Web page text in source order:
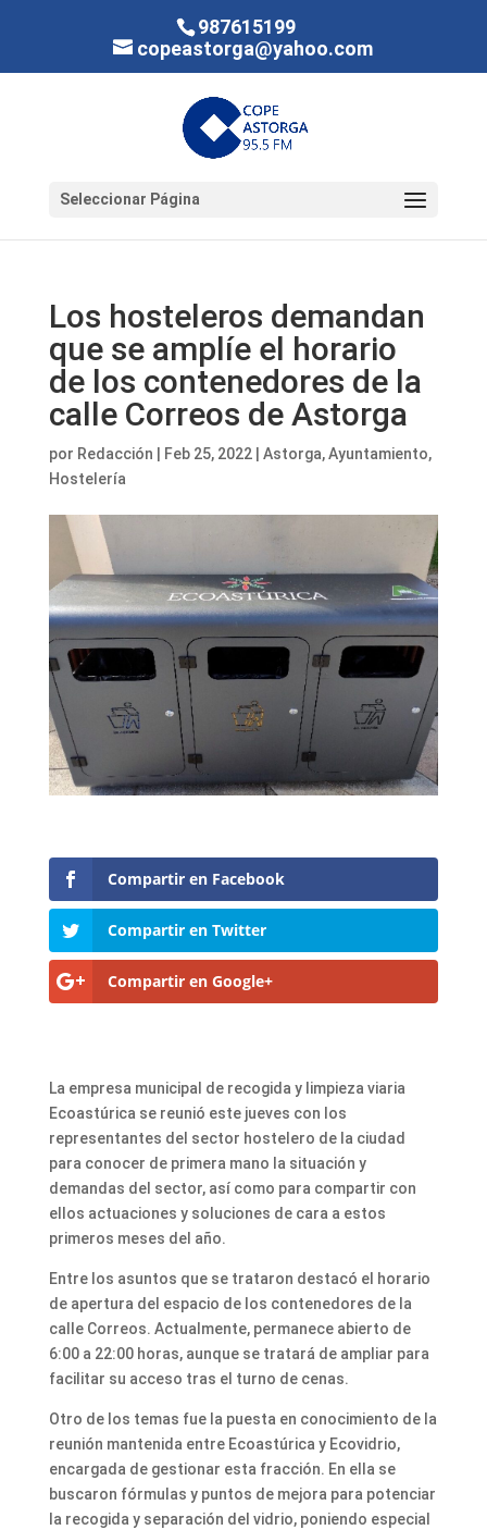
987615199
copeastorga@yahoo.com
Seleccionar Página
Los hosteleros demandan
que se amplíe el horario
de los contenedores de la
calle Correos de Astorga
por Redacción Feb 25, 2022| Astorga,Ayuntamiento,
Hostelería
Compartir en Facebook
Compartir en Twitter
Compartir en Google+
La empresa municipal de recogida y limpieza viaria
Ecoastúrica se reunió este jueves con los
representantes del sector hostelero de la ciudad
para conocer de primera mano la situación y
demandas del sector, así como para compartir con
ellos actuaciones y soluciones de cara a estos
primeros meses del año.
Entre los asuntos que se trataron destacó el horario
de apertura del espacio de los contenedores de la
calle Correos. Actualmente, permanece abierto de
6:00 a 22:00 horas, aunque se tratará de ampliar para
facilitar su acceso tras el turno de cenas.
Otro de los temas fue la puesta en conocimiento de la
reunión mantenida entre Ecoastúrica y Ecovidrio,
encargada de gestionar esta fracción. En ella se
buscaron fórmulas y puntos de mejora para potenciar
la recogida y separación del vidrio, poniendo especial